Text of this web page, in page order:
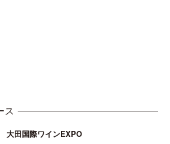
ス
大田国際ワインEXPO